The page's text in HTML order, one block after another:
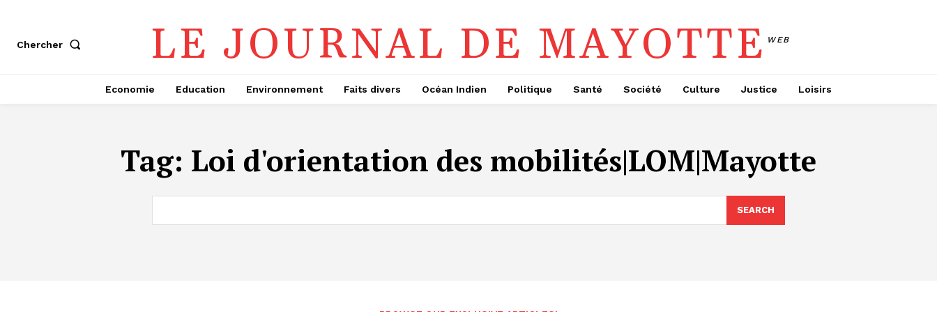
Chercher LE JOURNAL DE MAYOTTE WEB
Economie Education Environnement Faits divers Océan Indien Politique Santé Société Culture Justice Loisirs
Tag: Loi d'orientation des mobilités|LOM|Mayotte
SEARCH